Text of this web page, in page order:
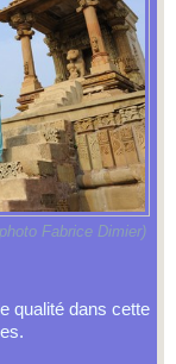
Fabrice Dimier)
qualité dans cette